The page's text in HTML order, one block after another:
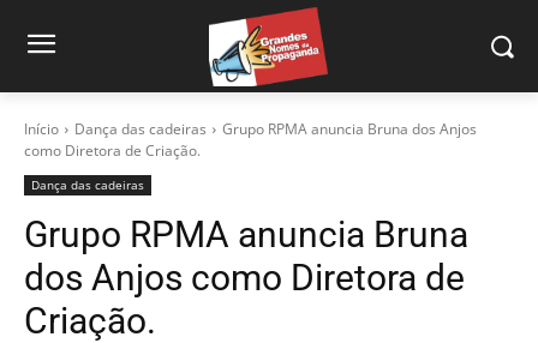
Início Dança das cadeiras
Grupo RPMA anuncia Bruna dos Anjos
como Diretora de Criação.
Dança das cadeiras
Grupo RPMA anuncia Bruna
dos Anjos como Diretora de
Criação.